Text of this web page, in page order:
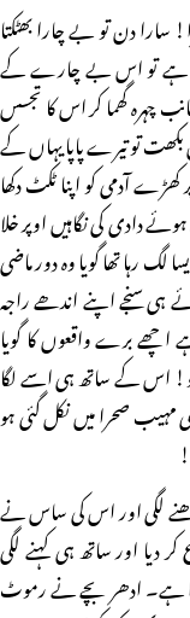
سارا دن تو بے چارا بھٹکتا
ہے تو اس بے چارے کے
چہرہ گھما کر اس کا تجسس
تو تیرے پاپا یہاں کے
آدمی کو اپنا ٹکٹ دکھا
دادی کی نگاہیں اوپر خلا
رہا تھا گویا وہ دور ماضی
ہی سنجے اپنے اندھے راجہ
برے واقعوں کا گویا
اس کے ساتھ ہی اسے لگا
صحرا میں نکل گئی ہو
لگی اور اس کی ساس نے
دیا اور ساتھ ہی کہنے لگی
ہے۔ ادھر بچے نے رموٹ